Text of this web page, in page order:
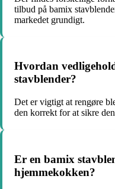
tilbud på bamix
markedet grundigt.
Hvordan
stavblender?
Det er vigtigt at rengøre
den korrekt for at sikre
Er en bamix
hjemmekokken?